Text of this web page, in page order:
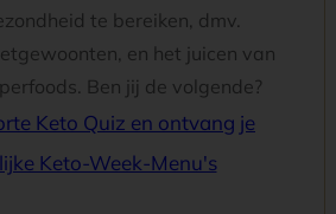
te bereiken, dmv.
en het juicen van
Ben jij de volgende?
Keto Quiz en ontvang je
Keto-Week-Menu's